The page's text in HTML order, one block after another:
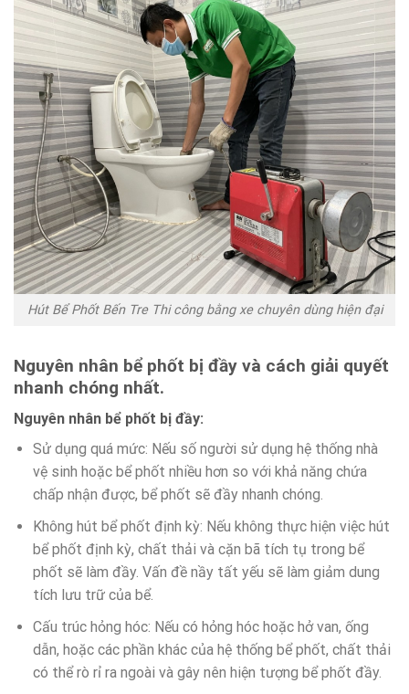
Hút Bể Phốt Bến Tre Thi công bằng xe chuyên dùng hiện đại
Nguyên nhân bể phốt bị đầy và cách giải quyết
nhanh chóng nhất.
Nguyên nhân bể phốt bị đầy:
Sử dụng quá mức: Nếu số người sử dụng hệ thống nhà
vệ sinh hoặc bể phốt nhiều hơn so với khả năng chứa
chấp nhận được, bể phốt sẽ đầy nhanh chóng.
Không hút bể phốt định kỳ: Nếu không thực hiện việc hút
bể phốt định kỳ, chất thải và cặn bã tích tụ trong bể
phốt sẽ làm đầy. Vấn đề nầy tất yếu sẽ làm giảm dung
tích lưu trữ của bể.
Cấu trúc hỏng hóc: Nếu có hỏng hóc hoặc hở van, ống
dẫn, hoặc các phần khác của hệ thống bể phốt, chất thải
có thể rò rỉ ra ngoài và gây nên hiện tượng bể phốt đầy.